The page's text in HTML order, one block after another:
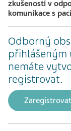
zkušenosti v
komunikace s
Odborný
přihlášeným
nemáte
registrovat.